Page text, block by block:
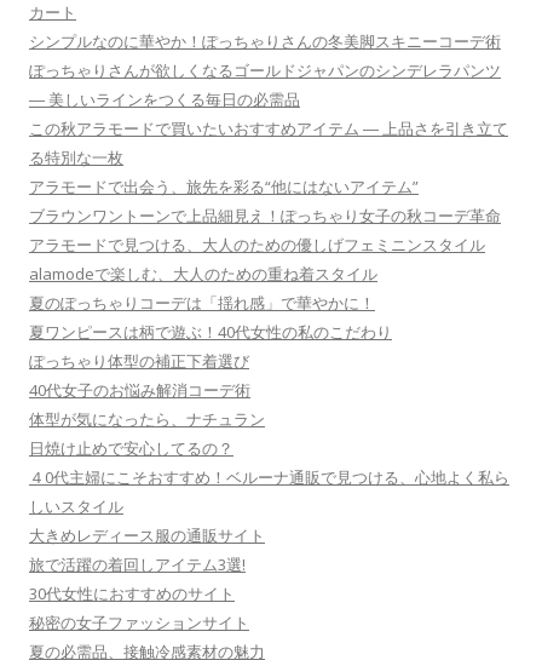
カート
シンプルなのに華やか！ぽっちゃりさんの冬美脚スキニーコーデ術
ぽっちゃりさんが欲しくなるゴールドジャパンのシンデレラパンツ
― 美しいラインをつくる毎日の必需品
この秋アラモードで買いたいおすすめアイテム ― 上品さを引き立て
る特別な一枚
アラモードで出会う、旅先を彩る“他にはないアイテム”
ブラウンワントーンで上品細見え！ぽっちゃり女子の秋コーデ革命
アラモードで見つける、大人のための優しげフェミニンスタイル
alamodeで楽しむ、大人のための重ね着スタイル
夏のぽっちゃりコーデは「揺れ感」で華やかに！
夏ワンピースは柄で遊ぶ！40代女性の私のこだわり
ぽっちゃり体型の補正下着選び
40代女子のお悩み解消コーデ術
体型が気になったら、ナチュラン
日焼け止めで安心してるの？
４0代主婦にこそおすすめ！ベルーナ通販で見つける、心地よく私ら
しいスタイル
大きめレディース服の通販サイト
旅で活躍の着回しアイテム3選!
30代女性におすすめのサイト
秘密の女子ファッションサイト
夏の必需品、接触冷感素材の魅力